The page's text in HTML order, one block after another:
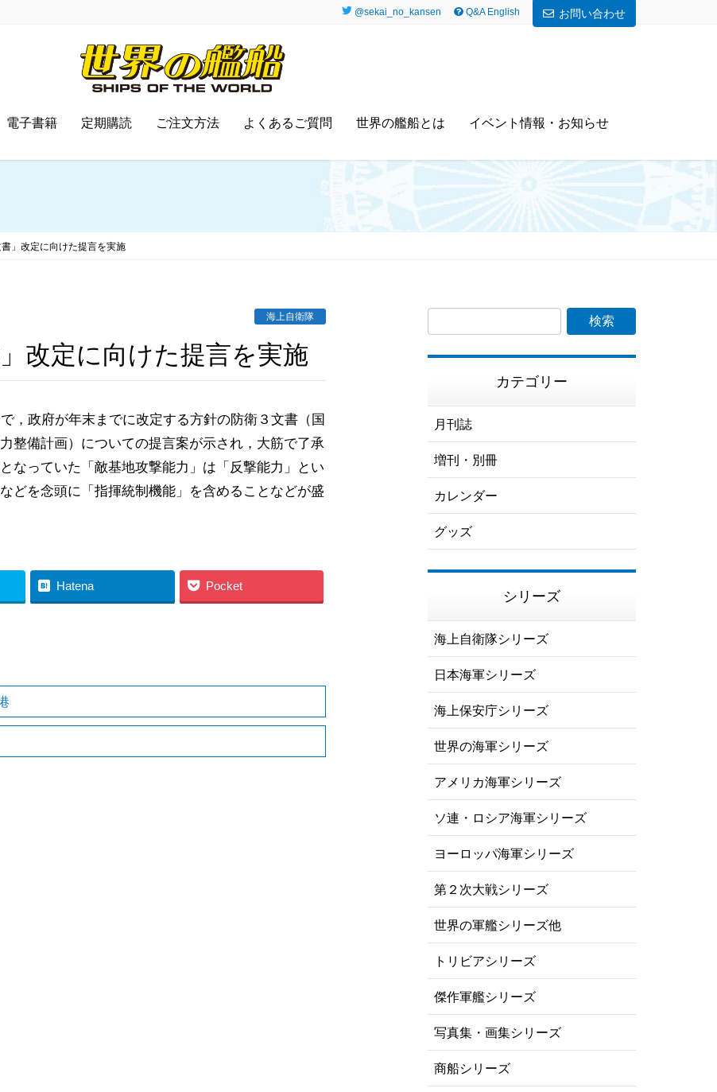
@sekai_no_kansen Q&A English お問い合わせ
電子書籍 定期購読 ご注文方法 よくあるご質問 世界の艦船とは イベント情報・お知らせ
」改定に向けた提言を実施
海上自衛隊
改定に向けた提言を実施
，政府が年末までに改定する方針の防衛３文書（国
整備計画）についての提言案が示され，大筋で了承
なっていた「敵基地攻撃能力」は「反撃能力」とい
どを念頭に「指揮統制機能」を含めることなどが盛
Hatena Pocket
カテゴリー
月刊誌
増刊・別冊
カレンダー
グッズ
シリーズ
海上自衛隊シリーズ
日本海軍シリーズ
海上保安庁シリーズ
世界の海軍シリーズ
アメリカ海軍シリーズ
ソ連・ロシア海軍シリーズ
ヨーロッパ海軍シリーズ
第２次大戦シリーズ
世界の軍艦シリーズ他
トリビアシリーズ
傑作軍艦シリーズ
写真集・画集シリーズ
商船シリーズ